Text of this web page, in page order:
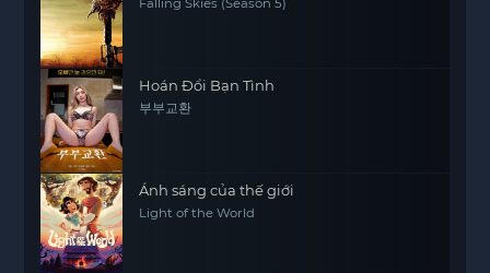
Falling Skies (Season 5)
Hoán Đổi Bạn Tình
부부교환
Ánh sáng của thế giới
Light of the World